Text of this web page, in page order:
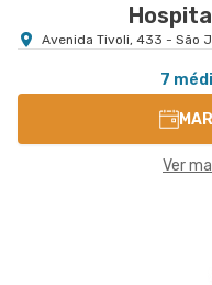
Avenida Tivoli, 433 - São
7
Ver